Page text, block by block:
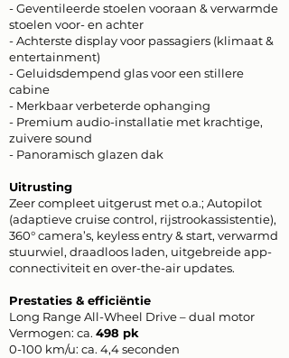
- Geventileerde stoelen vooraan & verwarmde
stoelen voor- en achter
- Achterste display voor passagiers (klimaat &
entertainment)
- Geluidsdempend glas voor een stillere
cabine
- Merkbaar verbeterde ophanging
- Premium audio-installatie met krachtige,
zuivere sound
- Panoramisch glazen dak
Uitrusting
Zeer compleet uitgerust met o.a.; Autopilot
(adaptieve cruise control, rijstrookassistentie),
360° camera’s, keyless entry & start, verwarmd
stuurwiel, draadloos laden, uitgebreide app-
connectiviteit en over-the-air updates.
Prestaties & efficiëntie
Long Range All-Wheel Drive – dual motor
Vermogen: ca. 498 pk
0-100 km/u: ca. 4,4 seconden